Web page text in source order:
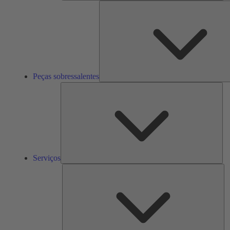
Peças sobressalentes
Serviços